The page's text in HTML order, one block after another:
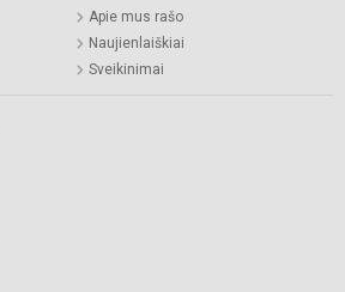
Apie mus rašo
Naujienlaiškiai
Sveikinimai